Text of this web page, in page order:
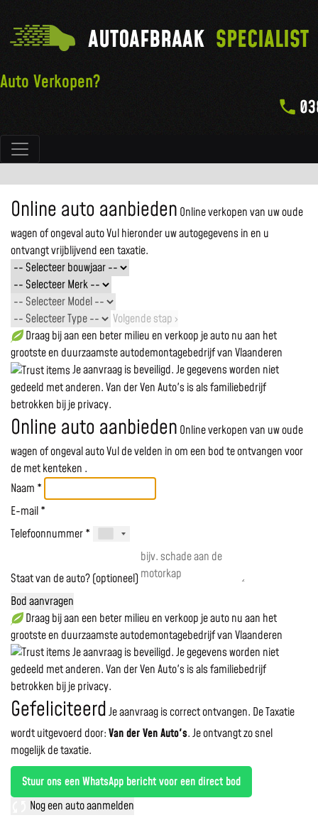
Hoofdnavigatie
AUTOAFBRAAK SPECIALIST
Auto Verkopen?
Online auto aanbieden Online verkopen van uw oude
wagen of ongeval autoVul hieronder uw autogegevens in en u
ontvangt vrijblijvend een taxatie.
Volgende stap ›
Draag bij aan een beter milieu en verkoop je auto nu aan het
grootste en duurzaamste autodemontagebedrijf van Vlaanderen
Je aanvraag is beveiligd. Je gegevens worden niet
gedeeld met anderen. Van der Ven Auto's is als familiebedrijf
betrokken bij je privacy.
Online auto aanbieden Online verkopen van uw oude
wagen of ongeval autoVul de velden in om een bod te ontvangen voor
demet kenteken .
Naam *
E-mail *
Telefoonnummer *
Staat van de auto? (optioneel)
Bod aanvragen
Draag bij aan een beter milieu en verkoop je auto nu aan het
grootste en duurzaamste autodemontagebedrijf van Vlaanderen
Je aanvraag is beveiligd. Je gegevens worden niet
gedeeld met anderen. Van der Ven Auto's is als familiebedrijf
betrokken bij je privacy.
GefeliciteerdJe aanvraag is correct ontvangen. De Taxatie
wordt uitgevoerd door:Van der Ven Auto's.Je ontvangt zo snel
mogelijk de taxatie.
Stuur ons een WhatsApp bericht voor een direct bod
Nog een auto aanmelden